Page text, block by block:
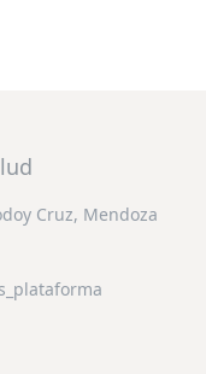
Cruz, Mendoza